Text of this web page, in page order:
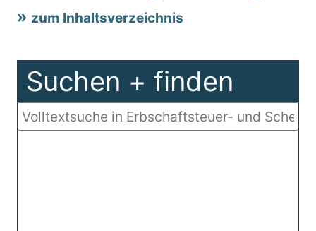
zum Inhaltsverzeichnis
Suchen + finden